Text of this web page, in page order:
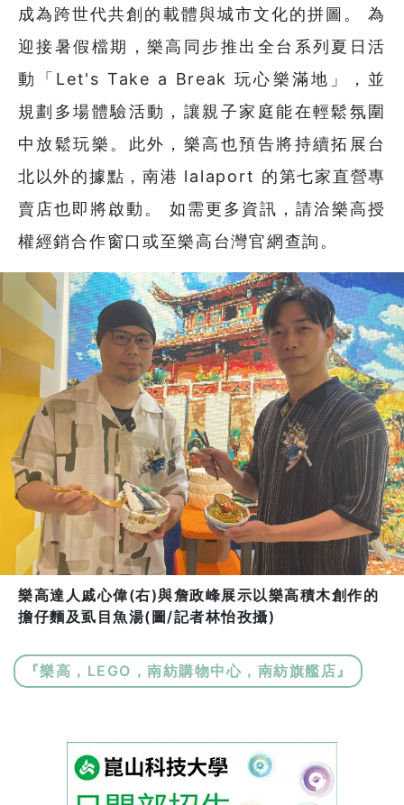
成為跨世代共創的載體與城市文化的拼圖。 為
迎接暑假檔期，樂高同步推出全台系列夏日活
動「Let's Take a Break 玩心樂滿地」，並
規劃多場體驗活動，讓親子家庭能在輕鬆氛圍
中放鬆玩樂。此外，樂高也預告將持續拓展台
北以外的據點，南港 lalaport 的第七家直營專
賣店也即將啟動。 如需更多資訊，請洽樂高授
權經銷合作窗口或至樂高台灣官網查詢。
樂高達人戚心偉(右)與詹政峰展示以樂高積木創作的
擔仔麵及虱目魚湯(圖/記者林怡孜攝)
『樂高，LEGO，南紡購物中心，南紡旗艦店』